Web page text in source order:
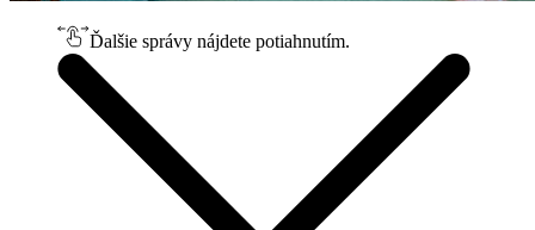
Ďalšie správy nájdete potiahnutím.